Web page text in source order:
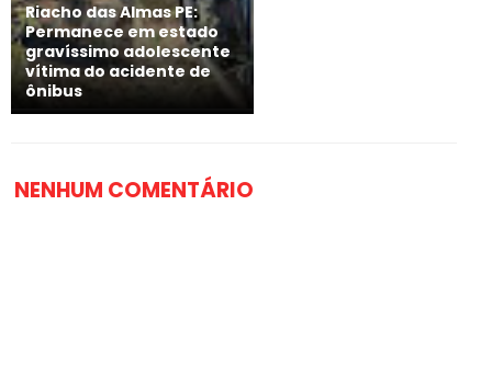
Riacho das Almas PE:
Permanece em estado
gravíssimo adolescente
vítima do acidente de
ônibus
NENHUM COMENTÁRIO